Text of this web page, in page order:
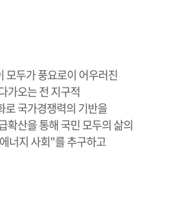
모두가 풍요로이 어우러진
가오는 전 지구적
로 국가경쟁력의 기반을
확산을 통해 국민 모두의 삶의
너지 사회"를 추구하고